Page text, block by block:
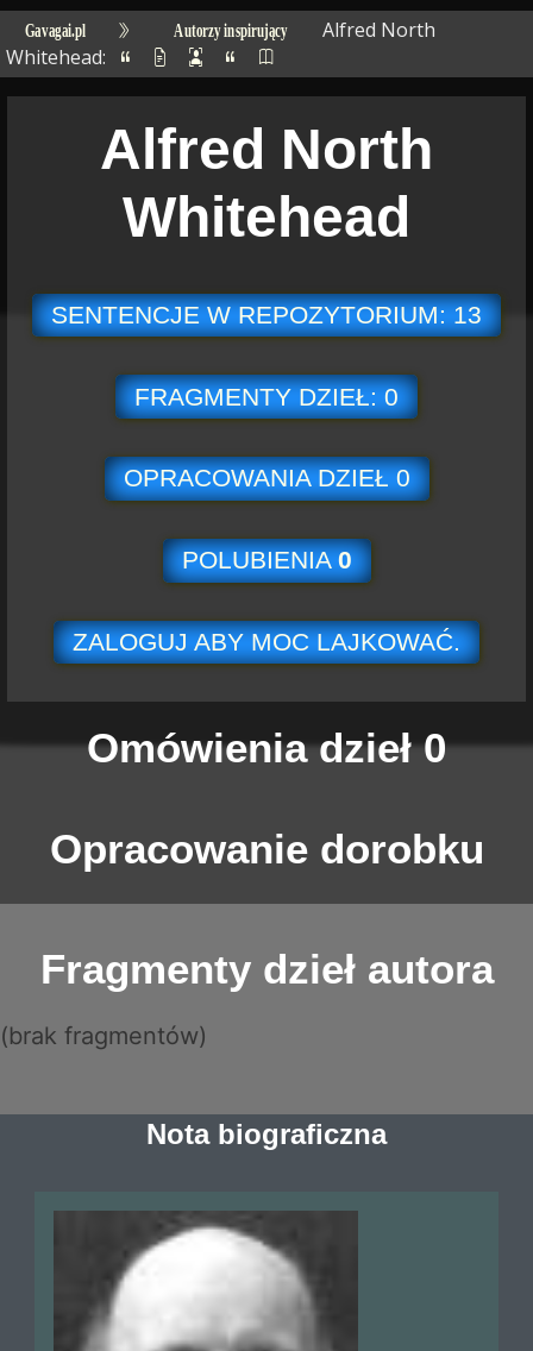
Gavagai.pl Autorzy inspirujący
Alfred North
Whitehead:
Alfred North
Whitehead
SENTENCJE W REPOZYTORIUM: 13
FRAGMENTY DZIEŁ: 0
OPRACOWANIA DZIEŁ 0
POLUBIENIA 0
ZALOGUJ ABY MOC LAJKOWAĆ.
Omówienia dzieł 0
Opracowanie dorobku
Fragmenty dzieł autora
(brak fragmentów)
Nota biograficzna